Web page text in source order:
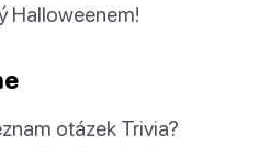
Halloweenem!
otázek Trivia?